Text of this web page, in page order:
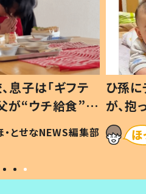
息子は「ギフテ
が“ウチ給食”を
とは #令和の親
・とせなNEWS編集部
ひ孫
が、
「涙が
い」